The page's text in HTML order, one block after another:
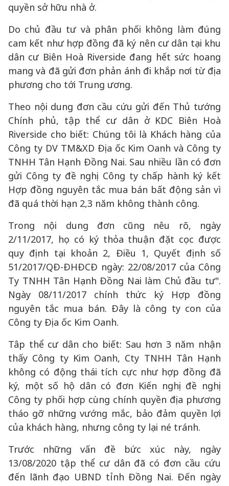
quyền sở hữu nhà ở.
Do chủ đầu tư và phân phối không làm đúng
cam kết như hợp đồng đã ký nên cư dân tại khu
dân cư Biên Hoà Riverside đang hết sức hoang
mang và đã gửi đơn phản ánh đi khắp nơi từ địa
phương cho tới Trung ương.
Theo nội dung đơn cầu cứu gửi đến Thủ tướng
Chính phủ, tập thể cư dân ở KDC Biên Hoà
Riverside cho biết: Chúng tôi là Khách hàng của
Công ty DV TM&XD Địa ốc Kim Oanh và Công ty
TNHH Tân Hạnh Đồng Nai. Sau nhiều lần có đơn
gửi Công ty đề nghị Công ty chấp hành ký kết
Hợp đồng nguyên tắc mua bán bất động sản vì
đã quá thời hạn 2,3 năm không thành công.
Trong nội dung đơn cũng nêu rõ, ngày
2/11/2017, họ có ký thỏa thuận đặt cọc được
quy định tại khoản 2, Điều 1, Quyết định số
51/2017/QĐ-ĐHĐCĐ ngày: 22/08/2017 của Công
Ty TNHH Tân Hạnh Đồng Nai làm Chủ đầu tư".
Ngày 08/11/2017 chính thức ký Hợp đồng
nguyên tắc mua bán. Đây là công ty con của
Công ty Địa ốc Kim Oanh.
Tâp thể cư dân cho biết: Sau hơn 3 năm nhận
thấy Công ty Kim Oanh, Cty TNHH Tân Hạnh
không có động thái tích cực như hợp đồng đã
ký, một số hộ dân có đơn Kiến nghị đề nghị
Công ty phối hợp cùng chính quyền địa phương
tháo gỡ những vướng mắc, bảo đảm quyền lợi
của khách hàng, nhưng công ty lại né tránh.
Trước những vấn đề bức xúc này, ngày
13/08/2020 tập thể cư dân đã có đơn cầu cứu
đến lãnh đạo UBND tỉnh Đồng Nai. Đến ngày